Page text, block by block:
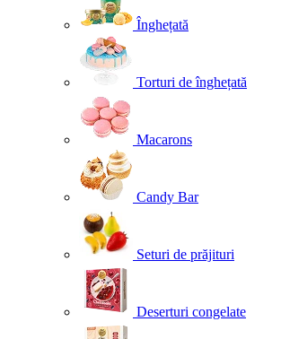
Înghețată
Torturi de înghețată
Macarons
Candy Bar
Seturi de prăjituri
Deserturi congelate